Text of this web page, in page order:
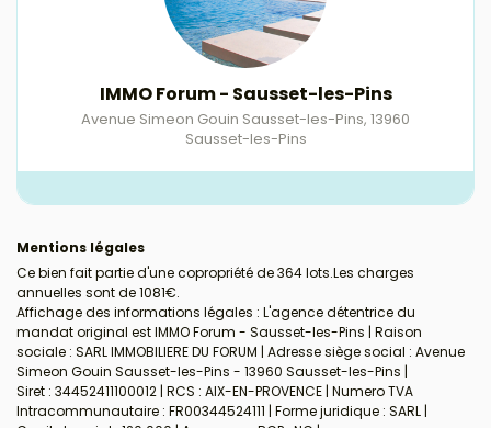
IMMO Forum - Sausset-les-Pins
Avenue Simeon Gouin Sausset-les-Pins, 13960
Sausset-les-Pins
Mentions légales
Ce bien fait partie d'une copropriété de 364 lots.Les charges
annuelles sont de 1081€.
Affichage des informations légales : L'agence détentrice du
mandat original est IMMO Forum - Sausset-les-Pins | Raison
sociale : SARL IMMOBILIERE DU FORUM | Adresse siège social : Avenue
Simeon Gouin Sausset-les-Pins - 13960 Sausset-les-Pins |
Siret : 34452411100012 | RCS : AIX-EN-PROVENCE | Numero TVA
Intracommunautaire : FR00344524111 | Forme juridique : SARL |